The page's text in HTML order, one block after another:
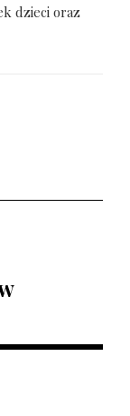
dzieci oraz